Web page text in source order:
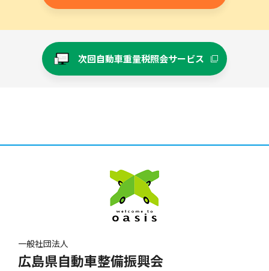
次回自動車重量税照会サービス
一般社団法人
広島県自動車整備振興会